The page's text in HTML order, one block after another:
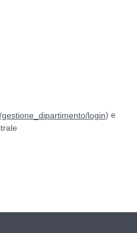
login) e